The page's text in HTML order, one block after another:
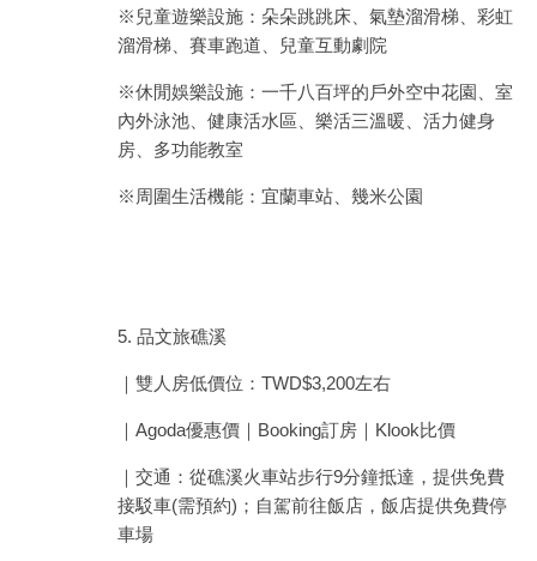
※兒童遊樂設施：朵朵跳跳床、氣墊溜滑梯、彩虹
溜滑梯、賽車跑道、兒童互動劇院
※休閒娛樂設施：一千八百坪的戶外空中花園、室
內外泳池、健康活水區、樂活三溫暖、活力健身
房、多功能教室
※周圍生活機能：宜蘭車站、幾米公園
5. 品文旅礁溪
｜雙人房低價位：TWD$3,200左右
｜Agoda優惠價｜Booking訂房｜Klook比價
｜交通：從礁溪火車站步行9分鐘抵達，提供免費
接駁車(需預約)；自駕前往飯店，飯店提供免費停
車場